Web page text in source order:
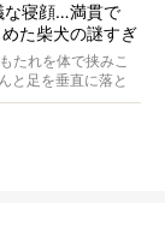
な寝顔…満貫で
た柴犬の謎すぎ
たれを体で挟みこ
と足を垂直に落と